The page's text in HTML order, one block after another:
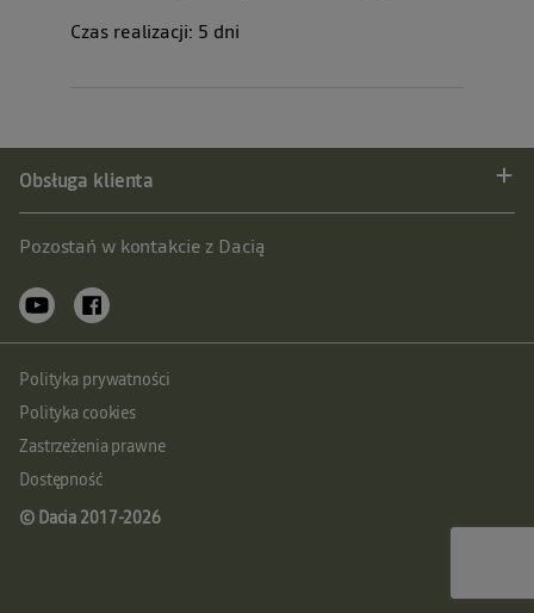
Czas realizacji: 5 dni
Obsługa klienta
Pozostań w kontakcie z Dacią
Polityka prywatności
Polityka cookies
Zastrzeżenia prawne
Dostępność
© Dacia 2017-2026